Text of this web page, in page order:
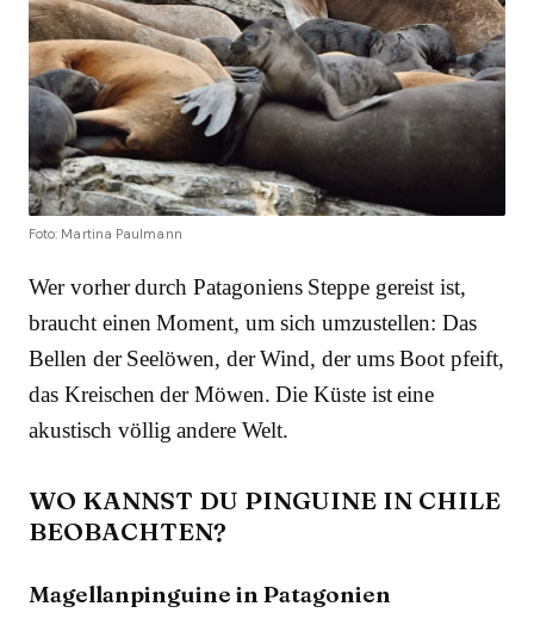
Foto: Martina Paulmann
Wer vorher durch Patagoniens Steppe gereist ist,
braucht einen Moment, um sich umzustellen: Das
Bellen der Seelöwen, der Wind, der ums Boot pfeift,
das Kreischen der Möwen. Die Küste ist eine
akustisch völlig andere Welt.
WO KANNST DU PINGUINE IN CHILE
BEOBACHTEN?
Magellanpinguine in Patagonien